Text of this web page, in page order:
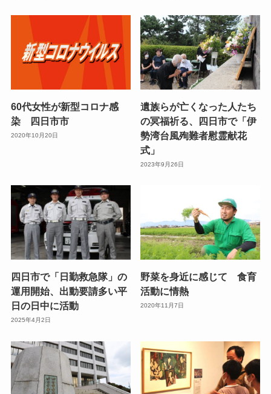
60代女性が新型コロナ感
染 四日市市
2020年10月20日
遺族らが亡くなった人たち
の冥福祈る、四日市で「伊
勢湾台風殉難者慰霊献花
式」
2023年9月26日
四日市で「日勤救急隊」の
運用開始、出動要請多い平
日の日中に活動
2025年4月2日
野菜を身近に感じて 食育
活動に情熱
2020年11月7日